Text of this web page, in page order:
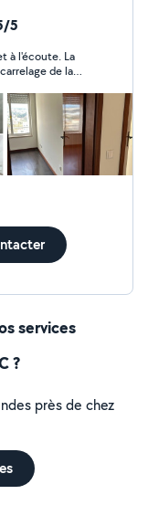
5
Je ferai de
services
?
près de chez